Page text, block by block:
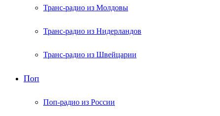
Транс-радио из Молдовы
Транс-радио из Нидерландов
Транс-радио из Швейцарии
Поп
Поп-радио из России